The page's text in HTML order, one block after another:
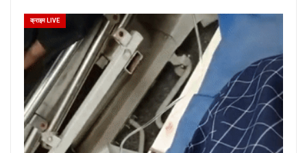
क्राइम LIVE